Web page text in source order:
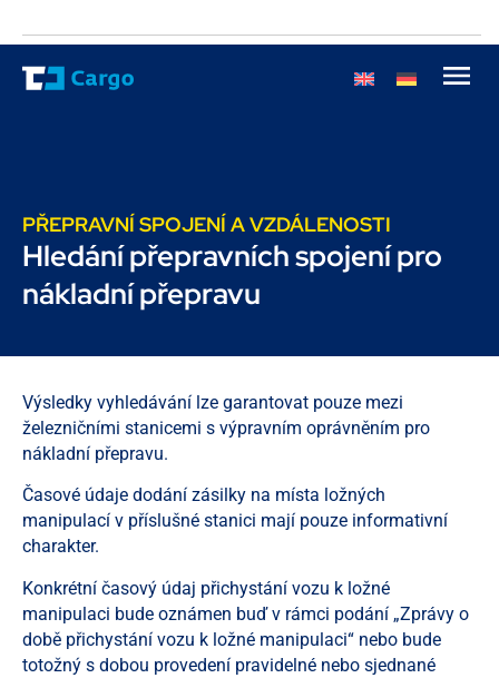
PŘEPRAVNÍ SPOJENÍ A VZDÁLENOSTI
Hledání přepravních spojení pro
nákladní přepravu
Výsledky vyhledávání lze garantovat pouze mezi
železničními stanicemi s výpravním oprávněním pro
nákladní přepravu.
Časové údaje dodání zásilky na místa ložných
manipulací v příslušné stanici mají pouze informativní
charakter.
Konkrétní časový údaj přichystání vozu k ložné
manipulaci bude oznámen buď v rámci podání „Zprávy o
době přichystání vozu k ložné manipulaci“ nebo bude
totožný s dobou provedení pravidelné nebo sjednané